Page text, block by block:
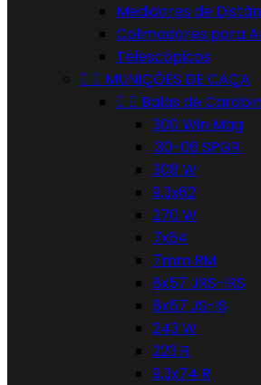
Medidores de
Colimadores para
Telescópicos
  MUNIÇÕES DE CAÇA
  Balas de
300 Win Mag
.30-06 SPGR
308 W
9,3x62
270 W
7x64
7mm RM
8x57 JRS-IRS
8x57 JS-IS
243 W
223 R
9,3x74 R